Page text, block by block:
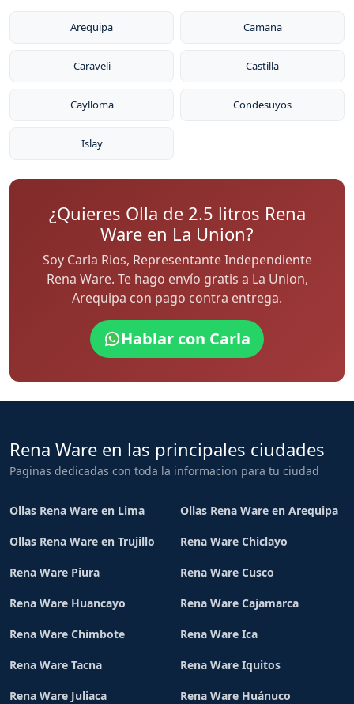
Arequipa Camana
Caraveli Castilla
Caylloma Condesuyos
Islay
¿Quieres Olla de 2.5 litros Rena
Ware en La Union?
Soy Carla Rios, Representante Independiente
Rena Ware. Te hago envío gratis a La Union,
Arequipa con pago contra entrega.
Hablar con Carla
Rena Ware en las principales ciudades
Paginas dedicadas con toda la informacion para tu ciudad
Ollas Rena Ware en Lima Ollas Rena Ware en Arequipa
Ollas Rena Ware en Trujillo Rena Ware Chiclayo
Rena Ware Piura Rena Ware Cusco
Rena Ware Huancayo Rena Ware Cajamarca
Rena Ware Chimbote Rena Ware Ica
Rena Ware Tacna Rena Ware Iquitos
Rena Ware Juliaca Rena Ware Huánuco